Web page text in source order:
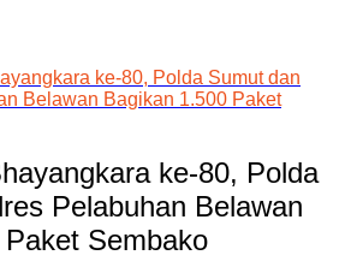
ke-80, Polda Sumut dan
Belawan Bagikan 1.500 Paket
ke-80, Polda
Pelabuhan Belawan
Sembako